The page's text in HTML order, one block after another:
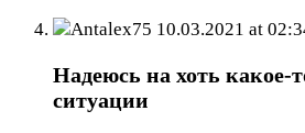
Antalex75 10.03.2021 at
Надеюсь на хоть какое-
ситуации